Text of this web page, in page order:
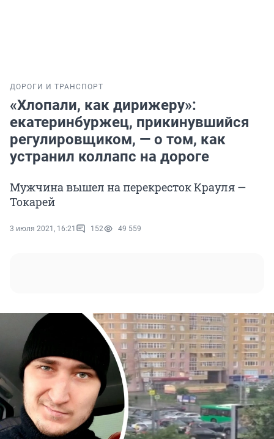
ДОРОГИ И ТРАНСПОРТ
«Хлопали, как дирижеру»:
екатеринбуржец, прикинувшийся
регулировщиком, — о том, как
устранил коллапс на дороге
Мужчина вышел на перекресток Крауля —
Токарей
3 июля 2021, 16:21 152 49 559